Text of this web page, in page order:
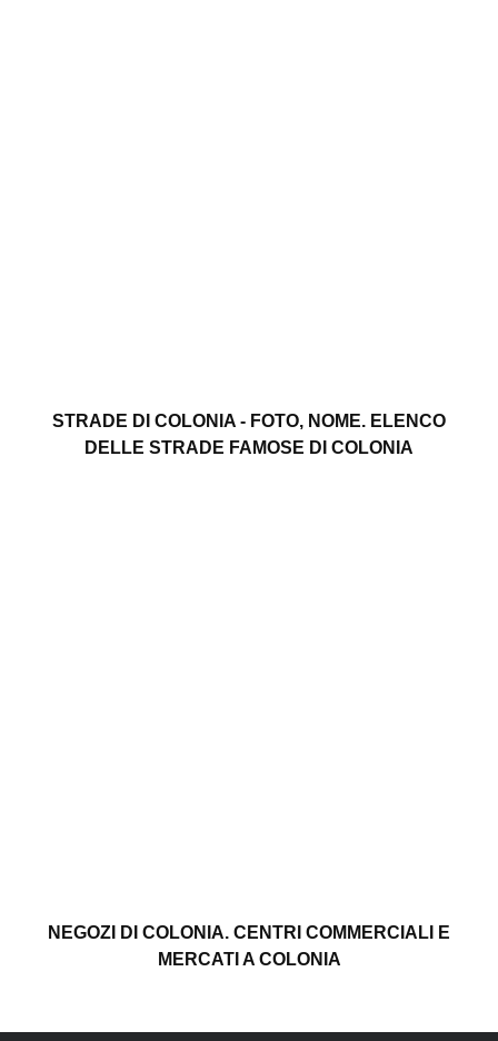
STRADE DI COLONIA - FOTO, NOME. ELENCO
DELLE STRADE FAMOSE DI COLONIA
NEGOZI DI COLONIA. CENTRI COMMERCIALI E
MERCATI A COLONIA